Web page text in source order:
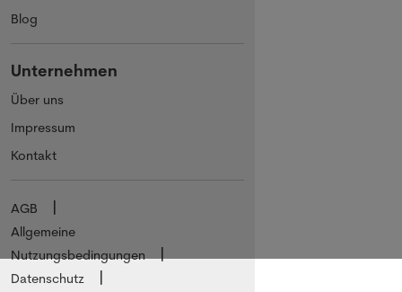
Blog
Unternehmen
Über uns
Impressum
Kontakt
AGB
Allgemeine
Nutzungsbedingungen
Datenschutz